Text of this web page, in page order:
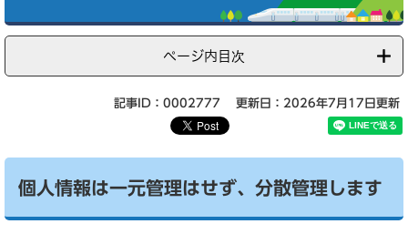
ページ内目次
記事ID：0002777 更新日：2026年7月17日更新
個人情報は一元管理はせず、分散管理します